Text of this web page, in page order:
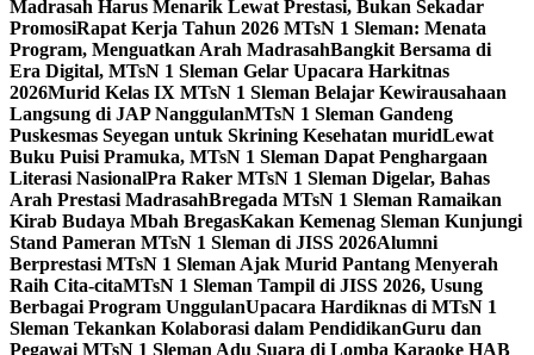
Madrasah Harus Menarik Lewat Prestasi, Bukan Sekadar
PromosiRapat Kerja Tahun 2026 MTsN 1 Sleman: Menata
Program, Menguatkan Arah MadrasahBangkit Bersama di
Era Digital, MTsN 1 Sleman Gelar Upacara Harkitnas
2026Murid Kelas IX MTsN 1 Sleman Belajar Kewirausahaan
Langsung di JAP NanggulanMTsN 1 Sleman Gandeng
Puskesmas Seyegan untuk Skrining Kesehatan muridLewat
Buku Puisi Pramuka, MTsN 1 Sleman Dapat Penghargaan
Literasi NasionalPra Raker MTsN 1 Sleman Digelar, Bahas
Arah Prestasi MadrasahBregada MTsN 1 Sleman Ramaikan
Kirab Budaya Mbah BregasKakan Kemenag Sleman Kunjungi
Stand Pameran MTsN 1 Sleman di JISS 2026Alumni
Berprestasi MTsN 1 Sleman Ajak Murid Pantang Menyerah
Raih Cita-citaMTsN 1 Sleman Tampil di JISS 2026, Usung
Berbagai Program UnggulanUpacara Hardiknas di MTsN 1
Sleman Tekankan Kolaborasi dalam PendidikanGuru dan
Pegawai MTsN 1 Sleman Adu Suara di Lomba Karaoke HAB